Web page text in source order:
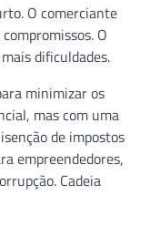
O comerciante
O
dificuldades.
minimizar os
mas com uma
de impostos
empreendedores,
Cadeia